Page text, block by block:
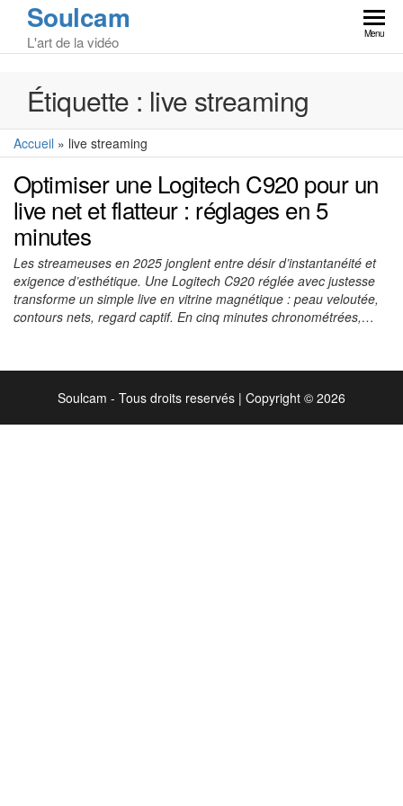
Soulcam
L'art de la vidéo Menu
Étiquette : live streaming
Accueil » live streaming
Optimiser une Logitech C920 pour un
live net et flatteur : réglages en 5
minutes
Les streameuses en 2025 jonglent entre désir d’instantanéité et
exigence d’esthétique. Une Logitech C920 réglée avec justesse
transforme un simple live en vitrine magnétique : peau veloutée,
contours nets, regard captif. En cinq minutes chronométrées,…
Soulcam - Tous droits reservés | Copyright © 2026